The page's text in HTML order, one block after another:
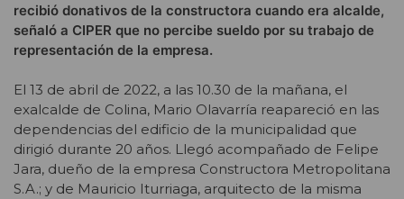
recibió donativos de la constructora cuando era alcalde,
señaló a CIPER que no percibe sueldo por su trabajo de
representación de la empresa.
El 13 de abril de 2022, a las 10.30 de la mañana, el
exalcalde de Colina, Mario Olavarría reapareció en las
dependencias del edificio de la municipalidad que
dirigió durante 20 años. Llegó acompañado de Felipe
Jara, dueño de la empresa Constructora Metropolitana
S.A.; y de Mauricio Iturriaga, arquitecto de la misma